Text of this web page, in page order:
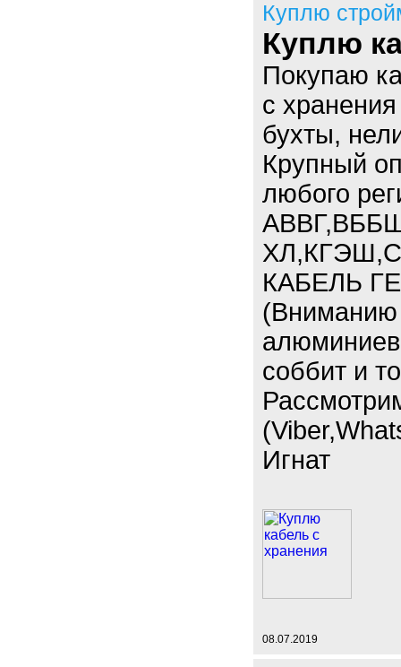
Куплю
Куплю
Покупаю
с
бухты,
Крупный
любого
КАБЕЛЬ
(Вниманию
соббит и
Игнат
08.07.2019